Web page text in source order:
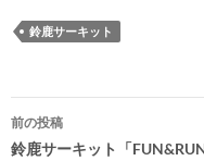
鈴鹿サーキット
投
稿
前の投稿
鈴鹿サーキット「